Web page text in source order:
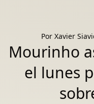
Por Xavier
Mourinho
el lunes